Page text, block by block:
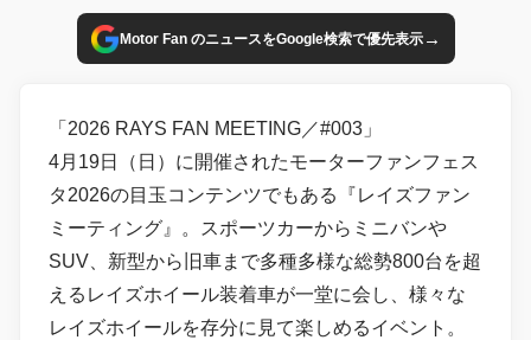
Motor Fan のニュースをGoogle検索で優先表示→
「2026 RAYS FAN MEETING／#003」
4月19日（日）に開催されたモーターファンフェス
タ2026の目玉コンテンツでもある『レイズファン
ミーティング』。スポーツカーからミニバンや
SUV、新型から旧車まで多種多様な総勢800台を超
えるレイズホイール装着車が一堂に会し、様々な
レイズホイールを存分に見て楽しめるイベント。